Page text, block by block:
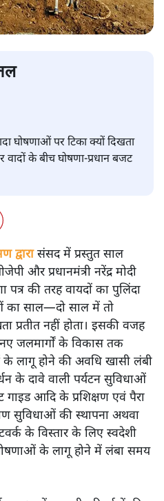
घोषणाओं पर टिका क्यों दिखता
के बीच घोषणा-प्रधान बजट
द्वारासंसद में प्रस्तुत साल
और प्रधानमंत्री नरेंद्र मोदी
पत्र की तरह वायदों का पुलिंदा
साल—दो साल में तो
प्रतीत नहीं होता। इसकी वजह
जलमार्गों के विकास तक
लागू होने की अवधि खासी लंबी
के दावे वाली पर्यटन सुविधाओं
गाइड आदि के प्रशिक्षण एवं पैरा
सुविधाओं की स्थापना अथवा
के विस्तार के लिए स्वदेशी
के लागू होने में लंबा समय